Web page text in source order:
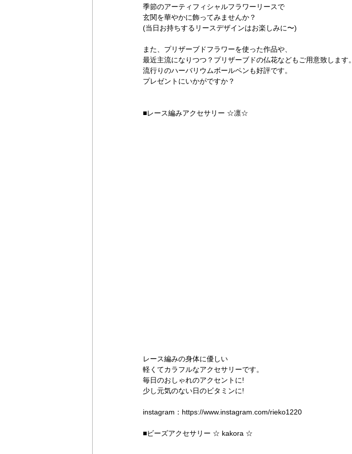
季節のアーティフィシャルフラワーリースで
玄関を華やかに飾ってみませんか？
(当日お持ちするリースデザインはお楽しみに〜)
また、プリザーブドフラワーを使った作品や、
最近主流になりつつ？プリザーブドの仏花などもご用意致します。
流行りのハーバリウムボールペンも好評です。
プレゼントにいかがですか？
■レース編みアクセサリー ☆凛☆
レース編みの身体に優しい
軽くてカラフルなアクセサリーです。
毎日のおしゃれのアクセントに!
少し元気のない日のビタミンに!
instagram：https://www.instagram.com/rieko1220
■ビーズアクセサリー ☆ kakora ☆